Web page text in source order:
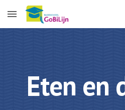
Skip to main content
Eten en